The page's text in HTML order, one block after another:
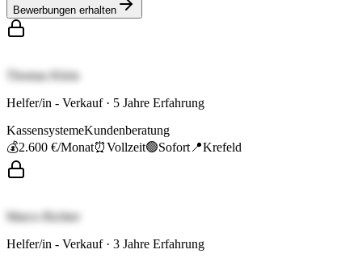
Bewerbungen erhalten
Thomas Klein
Helfer/in - Verkauf· 5 Jahre Erfahrung
KassensystemeKundenberatung
💰2.600 €/Monat⏰Vollzeit🟢Sofort 📍Krefeld
Marco Richter
Helfer/in - Verkauf· 3 Jahre Erfahrung